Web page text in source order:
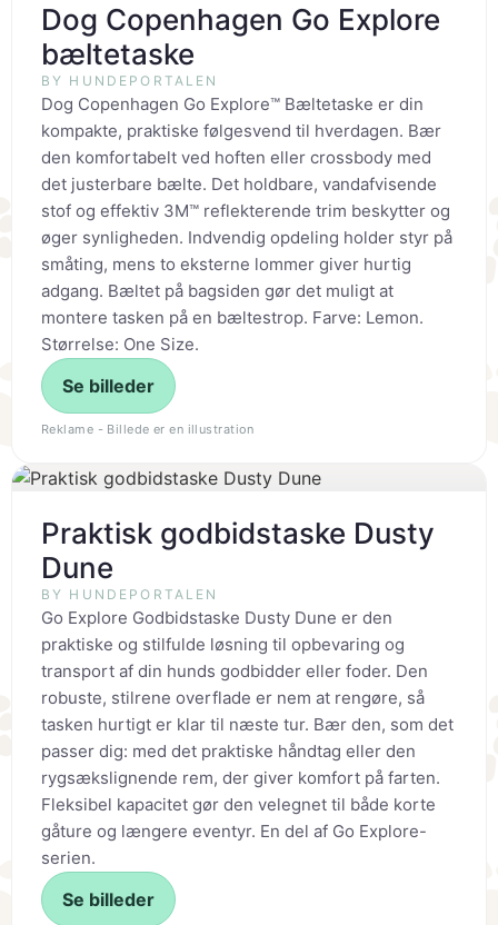
Dog Copenhagen Go Explore
bæltetaske
BY HUNDEPORTALEN
Dog Copenhagen Go Explore™ Bæltetaske er din
kompakte, praktiske følgesvend til hverdagen. Bær
den komfortabelt ved hoften eller crossbody med
det justerbare bælte. Det holdbare, vandafvisende
stof og effektiv 3M™ reflekterende trim beskytter og
øger synligheden. Indvendig opdeling holder styr på
småting, mens to eksterne lommer giver hurtig
adgang. Bæltet på bagsiden gør det muligt at
montere tasken på en bæltestrop. Farve: Lemon.
Størrelse: One Size.
Se billeder
Reklame - Billede er en illustration
Praktisk godbidstaske Dusty
Dune
BY HUNDEPORTALEN
Go Explore Godbidstaske Dusty Dune er den
praktiske og stilfulde løsning til opbevaring og
transport af din hunds godbidder eller foder. Den
robuste, stilrene overflade er nem at rengøre, så
tasken hurtigt er klar til næste tur. Bær den, som det
passer dig: med det praktiske håndtag eller den
rygsækslignende rem, der giver komfort på farten.
Fleksibel kapacitet gør den velegnet til både korte
gåture og længere eventyr. En del af Go Explore-
serien.
Se billeder